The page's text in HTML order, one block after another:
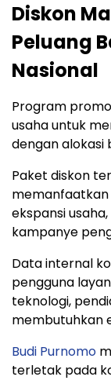
Diskon
Peluang
Nasional
Program
usaha untuk
dengan alokasi
Paket diskon
memanfaatkan
ekspansi
kampanye
Data internal
pengguna
teknologi,
membutuhkan
Budi Purnomo
terletak pada